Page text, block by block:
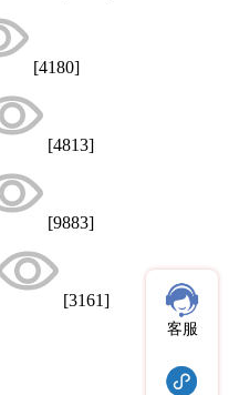
[4180]
[4813]
[9883]
[3161]
客服